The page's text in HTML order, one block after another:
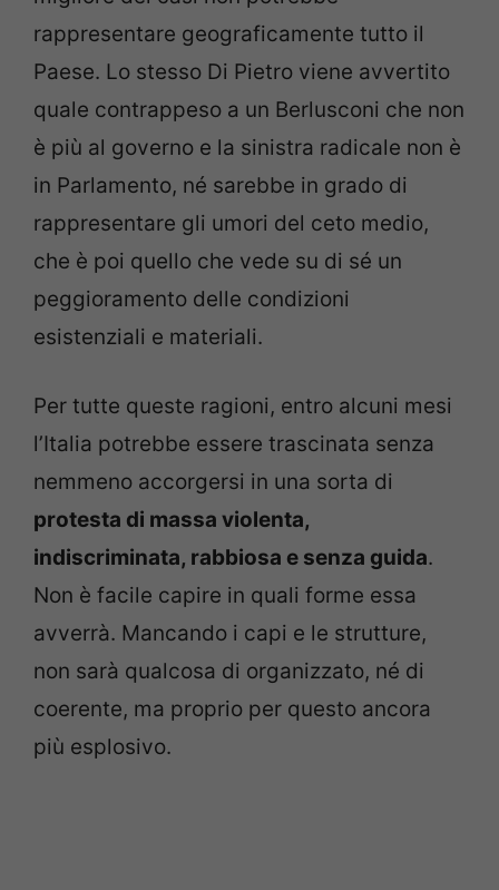
rappresentare geograficamente tutto il
Paese. Lo stesso Di Pietro viene avvertito
quale contrappeso a un Berlusconi che non
è più al governo e la sinistra radicale non è
in Parlamento, né sarebbe in grado di
rappresentare gli umori del ceto medio,
che è poi quello che vede su di sé un
peggioramento delle condizioni
esistenziali e materiali.
Per tutte queste ragioni, entro alcuni mesi
l’Italia potrebbe essere trascinata senza
nemmeno accorgersi in una sorta di
protesta di massa violenta,
indiscriminata, rabbiosa e senza guida.
Non è facile capire in quali forme essa
avverrà. Mancando i capi e le strutture,
non sarà qualcosa di organizzato, né di
coerente, ma proprio per questo ancora
più esplosivo.